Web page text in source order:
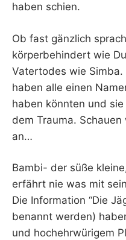
haben schien.
Ob fast gänzlich
körperbehindert wie
Vatertodes wie
haben alle einen
haben könnten und
dem Trauma.
an…
Bambi- der süße
erfährt nie was mit
Die Information “Die
benannt werden)
und hochehrwürigem